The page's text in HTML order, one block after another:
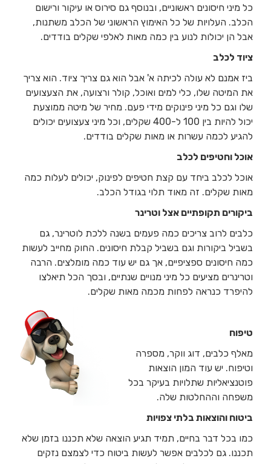
כל מיני חיסונים ראשוניים, ובנוסף גם סירוס או עיקור ורישום
הכלב. העלויות של כל האימוץ הראשוני של הכלב משתנות,
אבל הן יכולות לנוע בין כמה מאות לאלפי שקלים בודדים.
ציוד לכלב
ביז אמנם לא עולה לכיתה א' אבל הוא גם צריך ציוד. הוא צריך
את המיטה שלו, כלי למים ואוכל, קולר ורצועה, את הצעצועים
שלו וגם כל מיני פינוקים מידי פעם. מחיר של מיטה ממוצעת
יכול להיות בין 100 ל-400 שקלים, וכל מיני צעצועים יכולים
להגיע לכמה עשרות או מאות שקלים בודדים.
אוכל וחטיפים לכלב
אוכל לכלב ביחד עם קצת חטיפים לפינוק, יכולים לעלות כמה
מאות שקלים. זה מאוד תלוי בגודל הכלב.
ביקורים תקופתיים אצל וטרינר
כלבים לרוב צריכים כמה פעמים בשנה ללכת לוטרינר, גם
בשביל ביקורות וגם בשביל קבלת חיסונים. החוק מחייב לעשות
כמה חיסונים ספציפיים, אך גם יש עוד כמה מומלצים. הרבה
וטרינרים מציעים כל מיני מנויים שנתיים, ובסך הכל תיאלצו
להיפרד כנראה לפחות מכמה מאות שקלים.
טיפוח
מאלף כלבים, דוג ווקר, מספרה
וטיפוח. יש עוד המון הוצאות
פוטנציאליות שתלויות בעיקר בכל
משפחה וההחלטות שלה.
ביטוח והוצאות בלתי צפויות
כמו בכל דבר בחיים, תמיד תגיע הוצאה שלא תכננו בזמן שלא
תכננו. גם לכלבים אפשר לעשות ביטוח כדי לצמצם נזקים